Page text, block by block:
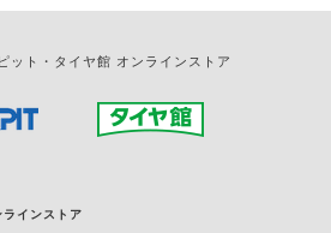
ット・タイヤ館 オンラインストア
インストア